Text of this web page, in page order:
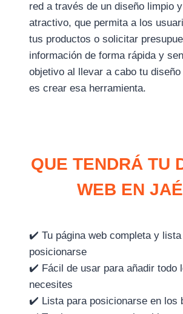
red a través de un diseño limpio
atractivo, que permita a los
tus productos o solicitar
información de forma rápida y
objetivo al llevar a cabo tu
es crear esa herramienta.
QUE TENDRÁ TU
WEB EN
✔️ Tu página web completa y lista
posicionarse
✔️ Fácil de usar para añadir todo
necesites
✔️ Lista para posicionarse en los